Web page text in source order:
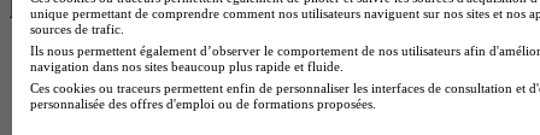
les plus recherchés
BTS Esf en alternance
BTS Dietetique en alternance
BTS Mco en alternance
unique permettant de comprendre comment nos utilisateurs naviguent sur nos sites et nos
sources de trafic.
Ils nous permettent également d’observer le comportement de nos utilisateurs afin
navigation dans nos sites beaucoup plus rapide et fluide.
Ces cookies ou traceurs permettent enfin de personnaliser les interfaces de consultation et
personnalisée des offres d'emploi ou de formations proposées.